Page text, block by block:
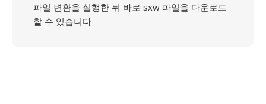
파일 변환을 실행한 뒤 바로 sxw 파일을 다운로드
할 수 있습니다